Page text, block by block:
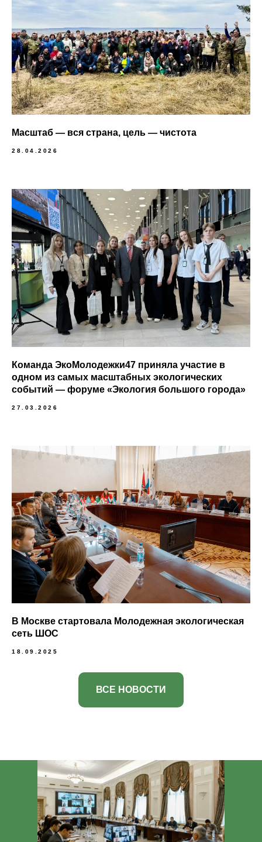
Масштаб — вся страна, цель — чистота
28.04.2026
Команда ЭкоМолодежки47 приняла участие в
одном из самых масштабных экологических
событий — форуме «Экология большого города»
27.03.2026
В Москве стартовала Молодежная экологическая
сеть ШОС
18.09.2025
ВСЕ НОВОСТИ